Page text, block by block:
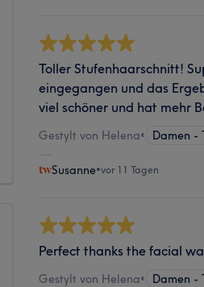
Toller Stufenhaarschnitt!
eingegangen und das
viel schöner und hat mehr
Gestylt von Helena• Damen -
Susanne•vor 11 Tagen
Perfect thanks the facial
Gestylt von Helena• Damen -